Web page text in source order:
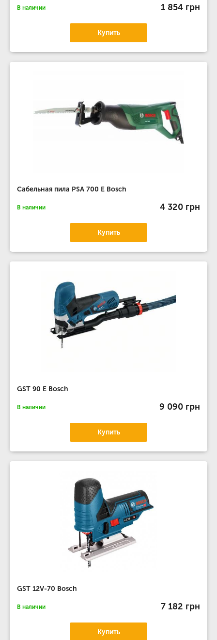
В наличии 1 854 грн
Купить
Сабельная пила PSA 700 E Bosch
В наличии 4 320 грн
Купить
GST 90 E Bosch
В наличии 9 090 грн
Купить
GST 12V-70 Bosch
В наличии 7 182 грн
Купить